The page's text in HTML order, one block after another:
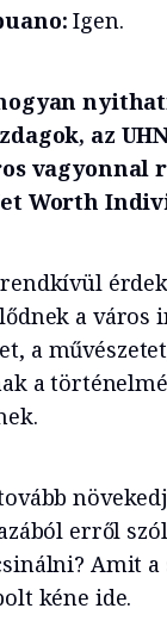
Igen.
az
vagyonnal
Worth
a város
a
a
erről
Amit
kéne ide.